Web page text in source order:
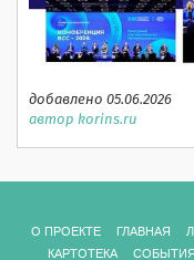
добавлено 05.06.2026
автор korins.ru
О ПРОЕКТЕ ГЛАВНАЯ
КАРТОТЕКА
СОБЫТИЯ